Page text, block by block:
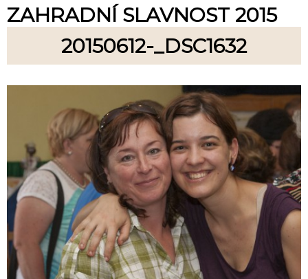
ZAHRADNÍ SLAVNOST 2015
20150612-_DSC1632